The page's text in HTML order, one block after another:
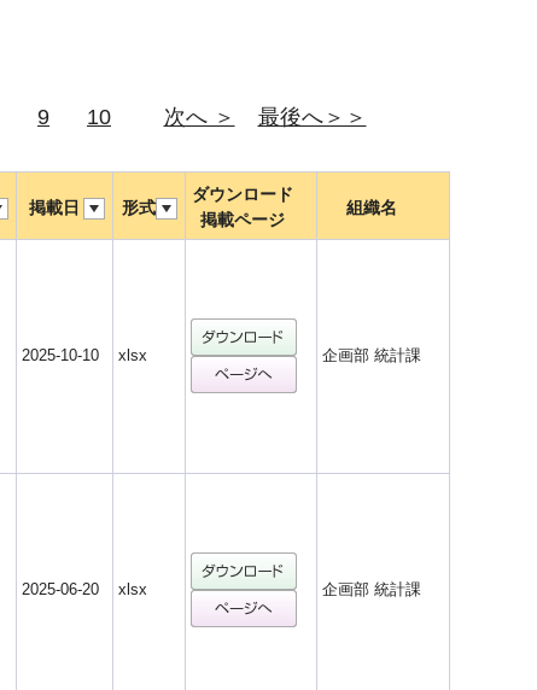
9 10 次へ ＞ 最後へ＞＞
掲載日 形式
ダウンロード
掲載ページ
組織名
2025-10-10 xlsx 企画部 統計課
2025-06-20 xlsx 企画部 統計課